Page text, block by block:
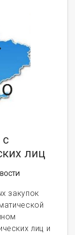
лиц
закупок
лиц и